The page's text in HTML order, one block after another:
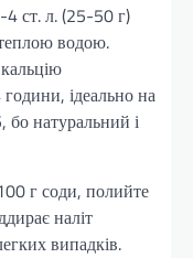
4 ст. л. (25-50 г)
водою.
ідеально на
натуральний і
г соди, полийте
наліт
випадків.